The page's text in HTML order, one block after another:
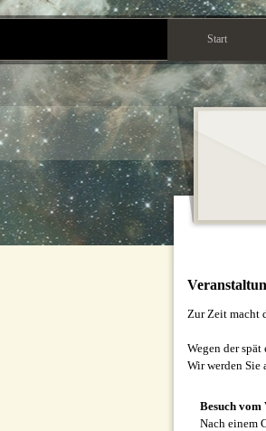
Direkt zum Seiteninhalt
Start
Zur Zeit macht
Wegen der
Wir werden Sie
Besuch vom
Nach einem